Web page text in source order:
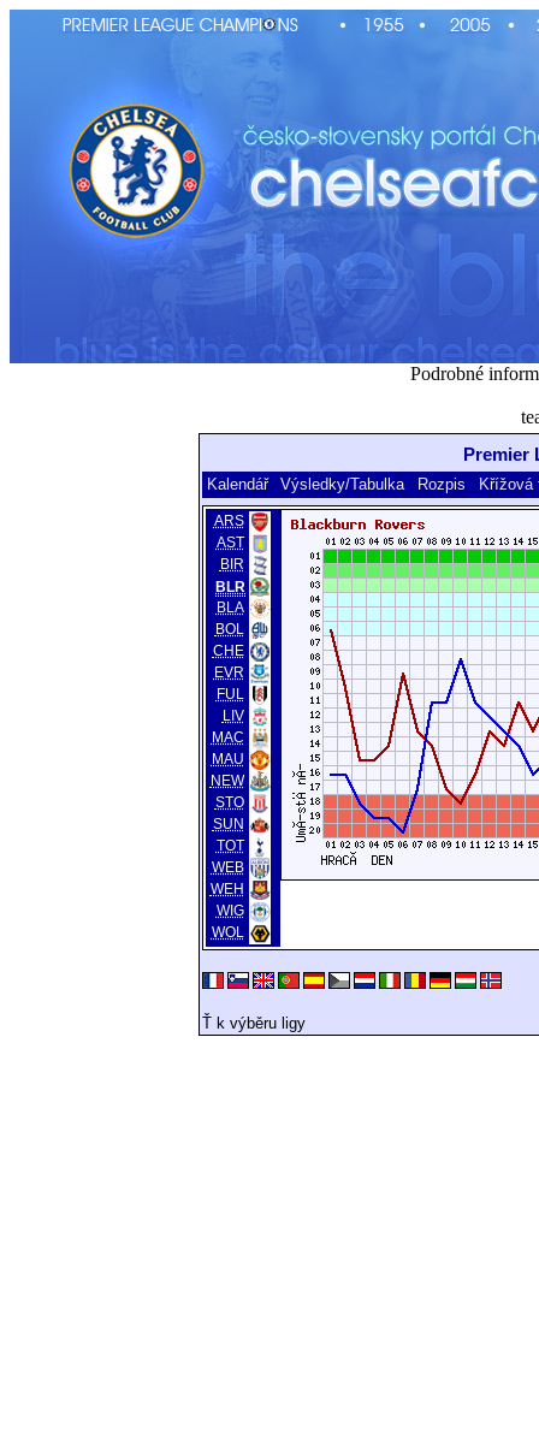
Podrobné
Premier
Kalendář Výsledky/Tabulka Rozpis Křížová
ARS
AST
BIR
BLR
BLA
BOL
CHE
EVR
FUL
LIV
MAC
MAU
NEW
STO
SUN
TOT
WEB
WEH
WIG
WOL
Ť k výběru ligy